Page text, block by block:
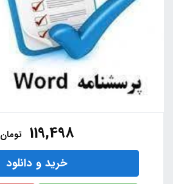
119,498 تومان
خرید و دانلود